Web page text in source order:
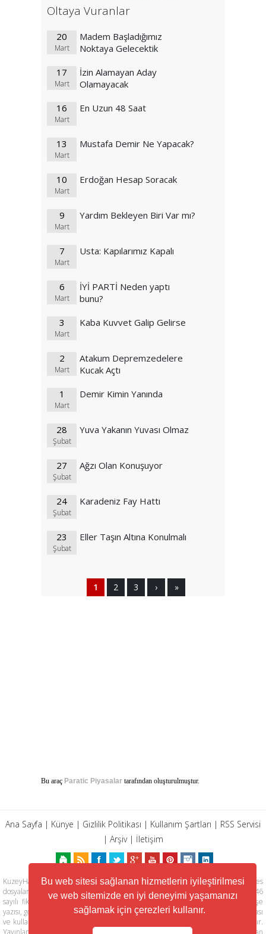
Bu web sitesi sağlanan hizmetlerin iyileştirilmesi
ve web sitemizde en iyi deneyimi yaşamanızı
sağlamak için çerezleri kullanır.
Oltaya Vuranlar
20
Mart
Madem Başladığımız
Noktaya Gelecektik
17
Mart
İzin Alamayan Aday
Olamayacak
16
Mart
En Uzun 48 Saat
13
Mart
Mustafa Demir Ne Yapacak?
10
Mart
Erdoğan Hesap Soracak
9
Mart
Yardım Bekleyen Biri Var mı?
7
Mart
Usta: Kapılarımız Kapalı
6
Mart
İYİ PARTİ Neden yaptı
bunu?
3
Mart
Kaba Kuvvet Galip Gelirse
2
Mart
Atakum Depremzedelere
Kucak Açtı
1
Mart
Demir Kimin Yanında
28
Şubat
Yuva Yakanın Yuvası Olmaz
27
Şubat
Ağzı Olan Konuşuyor
24
Şubat
Karadeniz Fay Hattı
23
Şubat
Eller Taşın Altına Konulmalı
1 2 3 › »
Bu araç Paratic Piyasalar tarafından oluşturulmuştur.
Ana Sayfa | Künye | Gizlilik Politikası | Kullanım Şartları | RSS Servisi
| Arşiv| İletişim
KuzeyHaber.com sitesinde yer alan tüm yazılar, materyaller, resimler, ses
dosyaları, animasyonlar, videolar, tasarım ve düzenlemelerin telif hakları 5846
sayılı fikir ve sanat eserleri kanunu ile korunmaktadır. Her türlü haber, köşe
yazısı, görsel, belge ve bağlantının izinsiz ve kaynak belirtilmeksizin kopyalanması
ve kullanılması durumunda her türlü yasal hakları tarafımızca saklı tutulmaktadır.